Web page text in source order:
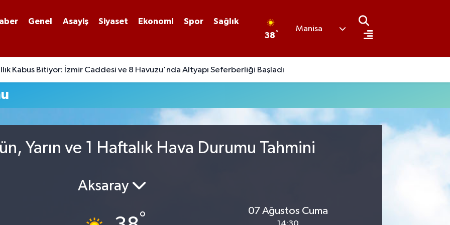
Genel Asayiş Siyaset Ekonomi Spor
Sağlık
38°
Manisa
Kabus Bitiyor: İzmir Caddesi ve 8 Havuzu'nda Altyapı Seferberliği Başladı
Yarın ve 1 Haftalık Hava Durumu Tahmini
Aksaray
°
07 Ağustos Cuma